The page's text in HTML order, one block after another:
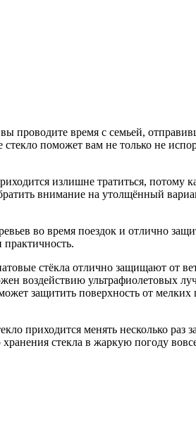
проводите время с семьей,
поможет вам не только не
излишне тратиться, потому
внимание на утолщённый
во время поездок и отлично
стёкла отлично защищают от
воздействию ультрафиолетовых
защитить поверхность от
приходится менять несколько раз
стекла в жаркую погоду